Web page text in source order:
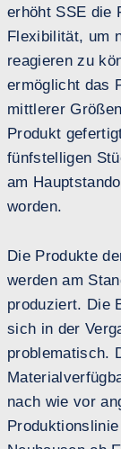
erhöht SSE die
Flexibilität, um
reagieren zu
ermöglicht das
mittlerer
Produkt
fünfstelligen
am
worden.
Die Produkte
werden am
produziert. Die
sich in der
problematisch.
nach wie vor